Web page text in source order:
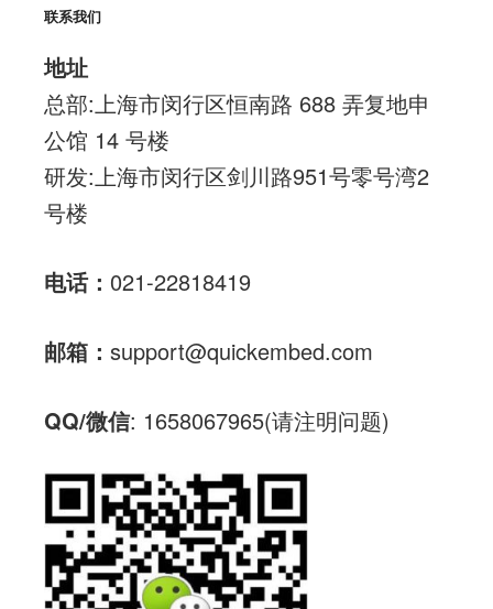
联系我们
地址
总部:上海市闵行区恒南路 688 弄复地申
公馆 14 号楼
研发:上海市闵行区剑川路951号零号湾2
号楼
电话： 021-22818419
邮箱： support@quickembed.com
QQ/微信: 1658067965(请注明问题)